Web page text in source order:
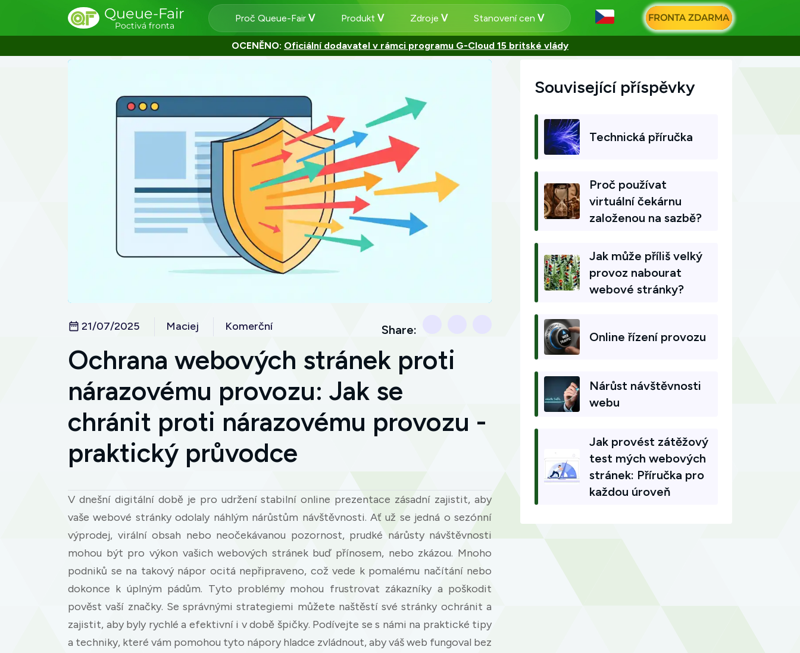
Queue-Fair
Poctivá fronta
Proč Queue-Fair Produkt Zdroje Stanovení cen FRONTA ZDARMA
OCENĚNO: Oficiální dodavatel v rámci programu G-Cloud 15 britské vlády
21/07/2025 Maciej Komerční Share:
Ochrana webových stránek proti
nárazovému provozu: Jak se
chránit proti nárazovému provozu -
praktický průvodce
V dnešní digitální době je pro udržení stabilní online prezentace zásadní zajistit, aby
vaše webové stránky odolaly náhlým nárůstům návštěvnosti. Ať už se jedná o sezónní
výprodej, virální obsah nebo neočekávanou pozornost, prudké nárůsty návštěvnosti
mohou být pro výkon vašich webových stránek buď přínosem, nebo zkázou. Mnoho
podniků se na takový nápor ocitá nepřipraveno, což vede k pomalému načítání nebo
dokonce k úplným pádům. Tyto problémy mohou frustrovat zákazníky a poškodit
pověst vaší značky. Se správnými strategiemi můžete naštěstí své stránky ochránit a
zajistit, aby byly rychlé a efektivní i v době špičky. Podívejte se s námi na praktické tipy
a techniky, které vám pomohou tyto nápory hladce zvládnout, aby váš web fungoval bez
Související příspěvky
Technická příručka
Proč používat
virtuální čekárnu
založenou na sazbě?
Jak může příliš velký
provoz nabourat
webové stránky?
Online řízení provozu
Nárůst návštěvnosti
webu
Jak provést zátěžový
test mých webových
stránek: Příručka pro
každou úroveň